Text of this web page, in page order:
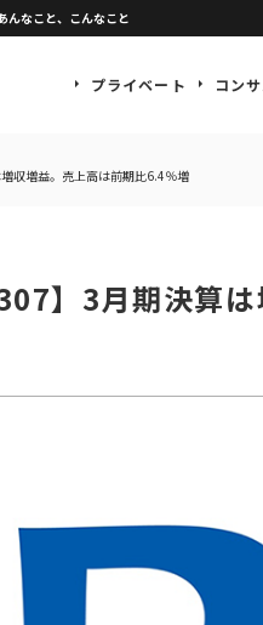
んなこと、こんなこと
プライベート コン
収増益。売上高は前期比6.4％増
】3月期決算